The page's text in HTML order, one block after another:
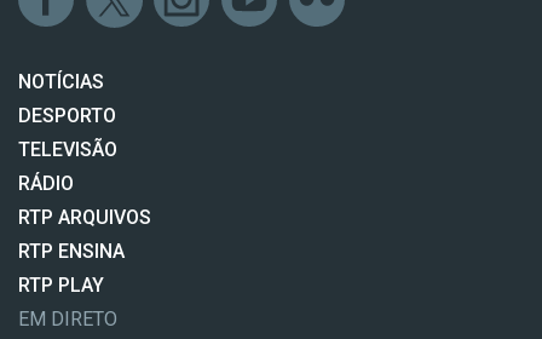
NOTÍCIAS
DESPORTO
TELEVISÃO
RÁDIO
RTP ARQUIVOS
RTP ENSINA
RTP PLAY
EM DIRETO